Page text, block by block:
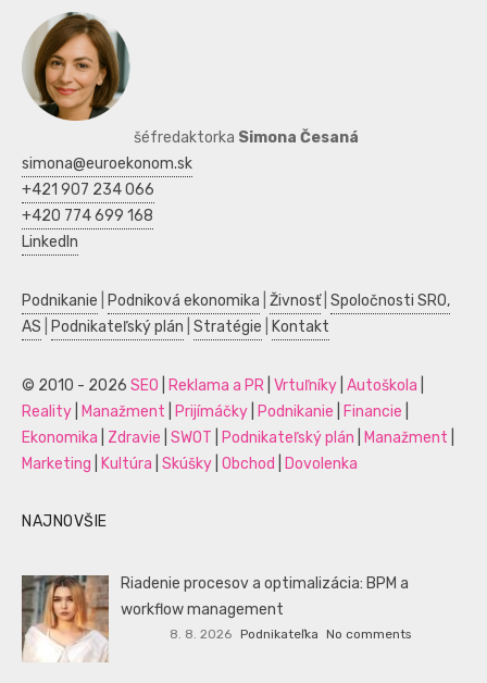
šéfredaktorka Simona Česaná
simona@euroekonom.sk
+421 907 234 066
+420 774 699 168
LinkedIn
Podnikanie Podniková ekonomika Živnosť| Spoločnosti SRO,
AS
Podnikateľský plán Stratégie Kontakt
© 2010 - 2026 SEO Reklama a PR Vrtuľníky Autoškola
Reality
Manažment Prijímáčky Podnikanie Financie
Ekonomika
Zdravie SWOT Podnikateľský plán Manažment
Marketing
Kultúra Skúšky Obchod Dovolenka
NAJNOVŠIE
Riadenie procesov a optimalizácia: BPM a
workflow management
8. 8. 2026 Podnikateľka No comments